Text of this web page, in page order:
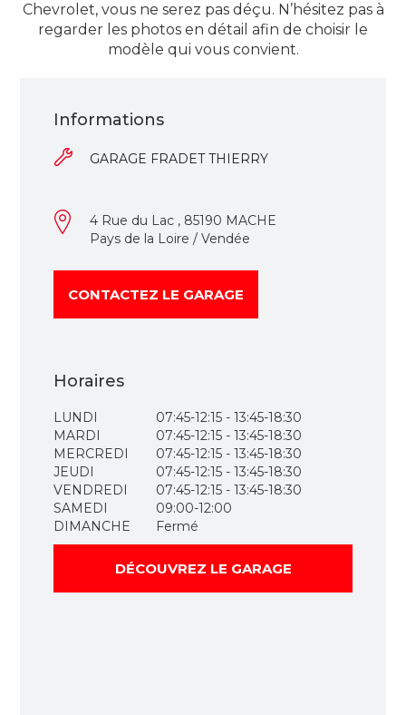
Chevrolet, vous ne serez pas déçu. N’hésitez pas à
regarder les photos en détail afin de choisir le
modèle qui vous convient.
Informations
GARAGE FRADET THIERRY
4 Rue du Lac , 85190 MACHE
Pays de la Loire / Vendée
CONTACTEZ LE GARAGE
Horaires
LUNDI
07:45-12:15 - 13:45-18:30
MARDI
07:45-12:15 - 13:45-18:30
MERCREDI
07:45-12:15 - 13:45-18:30
JEUDI
07:45-12:15 - 13:45-18:30
VENDREDI
07:45-12:15 - 13:45-18:30
SAMEDI
09:00-12:00
DIMANCHE
Fermé
DÉCOUVREZ LE GARAGE